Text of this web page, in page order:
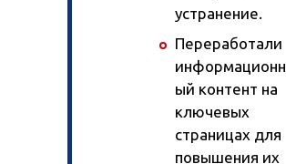
устранение.
Переработали
информационн
ый контент на
ключевых
страницах для
повышения их